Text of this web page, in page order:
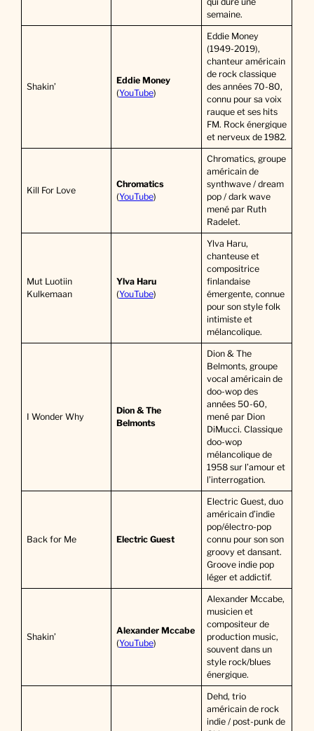
semaine.
Shakin’
Eddie Money
(YouTube)
Eddie Money
(1949-2019),
chanteur américain
de rock classique
des années 70-80,
connu pour sa voix
rauque et ses hits
FM. Rock énergique
et nerveux de 1982.
Kill For Love
Chromatics
(YouTube)
Chromatics, groupe
américain de
synthwave / dream
pop / dark wave
mené par Ruth
Radelet.
Mut Luotiin
Kulkemaan
Ylva Haru
(YouTube)
Ylva Haru,
chanteuse et
compositrice
finlandaise
émergente, connue
pour son style folk
intimiste et
mélancolique.
I Wonder Why
Dion & The
Belmonts
Dion & The
Belmonts, groupe
vocal américain de
doo-wop des
années 50-60,
mené par Dion
DiMucci. Classique
doo-wop
mélancolique de
1958 sur l’amour et
l’interrogation.
Back for Me Electric Guest
Electric Guest, duo
américain d’indie
pop/électro-pop
connu pour son son
groovy et dansant.
Groove indie pop
léger et addictif.
Shakin’
Alexander Mccabe
(YouTube)
Alexander Mccabe,
musicien et
compositeur de
production music,
souvent dans un
style rock/blues
énergique.
Dehd, trio
américain de rock
indie / post-punk de